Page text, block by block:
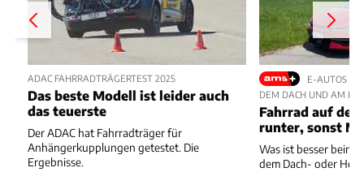
ADAC FAHRRADTRÄGERTEST 2025
Das beste Modell ist leider auch
das teuerste
Der ADAC hat Fahrradträger für
Anhängerkupplungen getestet. Die
Ergebnisse.
E-AUTOS
DEM DACH UND AM
Fahrrad auf
runter, sonst
Was ist besser beim
dem Dach- oder